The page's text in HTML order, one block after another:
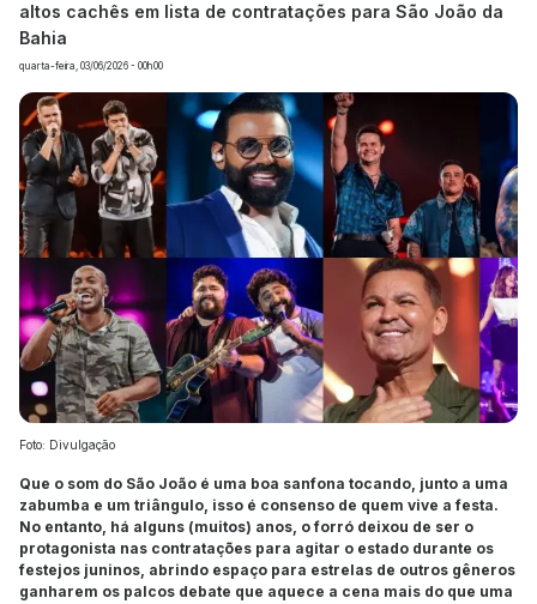
altos cachês em lista de contratações para São João da
Bahia
quarta-feira, 03/06/2026 - 00h00
Foto: Divulgação
Que o som do São João é uma boa sanfona tocando, junto a uma
zabumba e um triângulo, isso é consenso de quem vive a festa.
No entanto, há alguns (muitos) anos, o forró deixou de ser o
protagonista nas contratações para agitar o estado durante os
festejos juninos, abrindo espaço para estrelas de outros gêneros
ganharem os palcos debate que aquece a cena mais do que uma